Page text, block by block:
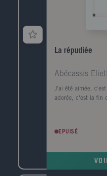
La répudiée
Abécassis
J'ai été aimée,
adorée, c'est la fin
EPUISÉ